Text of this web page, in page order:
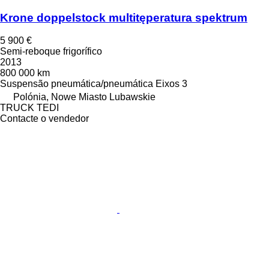
Krone doppelstock multitęperatura spektrum
5 900 €
Semi-reboque frigorífico
2013
800 000 km
Suspensão pneumática/pneumática Eixos 3
Polónia, Nowe Miasto Lubawskie
TRUCK TEDI
Contacte o vendedor